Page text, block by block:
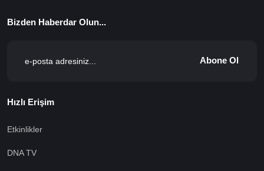
Bizden Haberdar Olun...
Abone Ol
Hızlı Erişim
Etkinlikler
DNA TV